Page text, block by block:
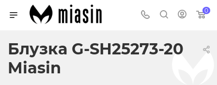
0
Блузка G-SH25273-20
Miasin